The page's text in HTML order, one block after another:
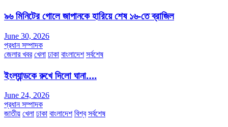
৯৬ মিনিটের গোলে জাপানকে হারিয়ে শেষ ১৬-তে ব্রাজিল
June 30, 2026
প্রধান সম্পাদক
জেলার খবর খেলা ঢাকা বাংলাদেশ সর্বশেষ
ইংল্যান্ডকে রুখে দিলো ঘানা….
June 24, 2026
প্রধান সম্পাদক
জাতীয় খেলা ঢাকা বাংলাদেশ বিশ্ব সর্বশেষ